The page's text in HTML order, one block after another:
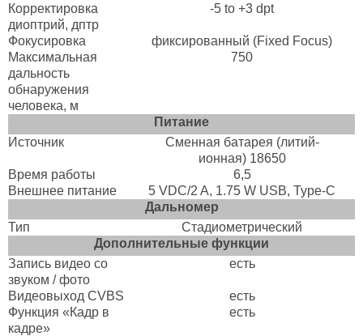
Корректировка
диоптрий, дптр
-5 to +3 dpt
Фокусировка
фиксированный (Fixed Focus)
Максимальная
дальность
обнаружения
человека, м
750
Питание
Источник
Сменная батарея (литий-
ионная) 18650
Время работы
6,5
Внешнее питание
5 VDC/2 A, 1.75 W USB, Type-C
Дальномер
Тип
Стадиометрический
Дополнительные функции
Запись видео со
звуком / фото
есть
Видеовыход CVBS
есть
Функция «Кадр в
кадре»
есть